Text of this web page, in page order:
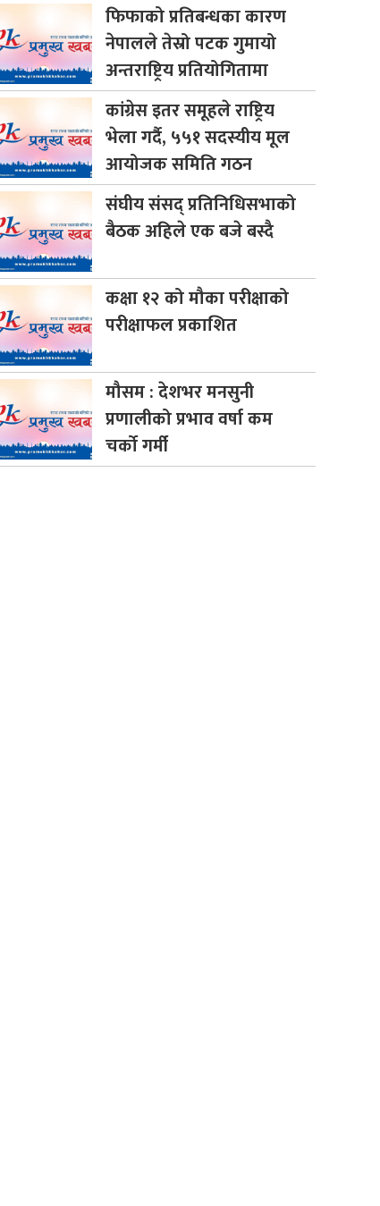
फिफाकोप्रतिबन्धका कारण
नेपालले तेस्रो पटक गुमायो
अन्तराष्ट्रिय प्रतियोगितामा
कांग्रेसइतर समूहले राष्ट्रिय
भेला गर्दै, ५५१ सदस्यीय मूल
आयोजक समिति गठन
संघीयसंसद् प्रतिनिधिसभाको
बैठक अहिले एक बजे बस्दै
कक्षा१२ को मौका परीक्षाको
परीक्षाफल प्रकाशित
मौसम: देशभर मनसुनी
प्रणालीको प्रभाव वर्षा कम
चर्को गर्मी